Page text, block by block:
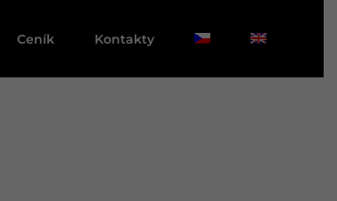
Ceník Kontakty